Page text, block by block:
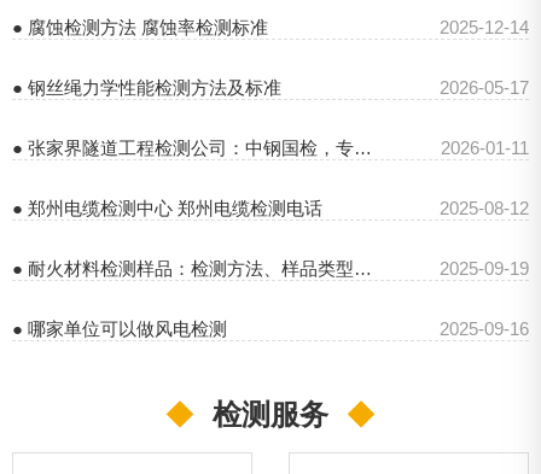
● 腐蚀检测方法 腐蚀率检测标准 2025-12-14
● 钢丝绳力学性能检测方法及标准 2026-05-17
● 张家界隧道工程检测公司：中钢国检，专业保障隧道安全 2026-01-11
● 郑州电缆检测中心 郑州电缆检测电话 2025-08-12
● 耐火材料检测样品：检测方法、样品类型及中钢国检优势 2025-09-19
● 哪家单位可以做风电检测 2025-09-16
◆ 检测服务 ◆